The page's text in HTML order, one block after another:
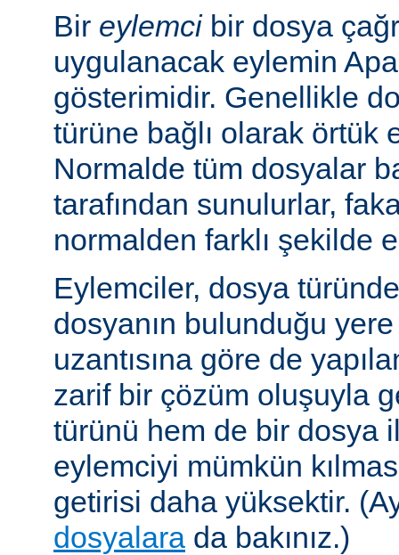
Bir eylemcibir dosya
uygulanacak eylemin
gösterimidir. Genellikle
türüne bağlı olarak örtük
Normalde tüm dosyalar
tarafından sunulurlar,
normalden farklı şekilde
Eylemciler, dosya
dosyanın bulunduğu
uzantısına göre de
zarif bir çözüm oluşuyla
türünü hem de bir dosya
eylemciyi mümkün
getirisi daha yüksektir.
dosyalara da bakınız.)